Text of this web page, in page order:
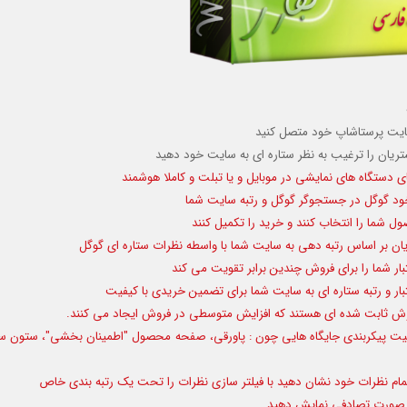
را ترغیب به نظر ستاره ای به سایت خود دهید
دستگاه های نمایشی در موبایل و یا تبلت و کاملا هوشمند
گوگل در جستجوگر گوگل و رتبه سایت شما
شما را انتخاب کنند و خرید را تکمیل کنند
بر اساس رتبه دهی به سایت شما با واسطه نظرات ستاره ای گوگل
شما را برای فروش چندین برابر تقویت می کند
و رتبه ستاره ای به سایت شما برای تضمین خریدی با کیفیت
ثابت شده ای هستند که افزایش متوسطی در فروش ایجاد می کنند.
پیکربندی جایگاه هایی چون : پاورقی، صفحه محصول "اطمینان بخشی"،
نظرات خود نشان دهید با فیلتر سازینظرات را تحت یک رتبه بندی خاص